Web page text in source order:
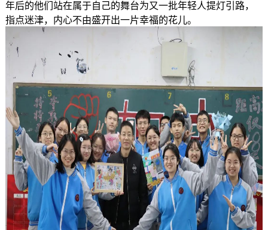
年后的他们站在属于自己的舞台为又一批年轻人提灯引路，
指点迷津，内心不由盛开出一片幸福的花儿。